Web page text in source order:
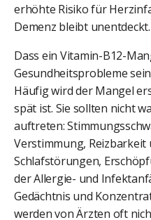
erhöhte Risiko für
Demenz bleibt unentdeckt.
Dass ein Vitamin-B12-
Gesundheitsprobleme
Häufig wird der Mangel
spät ist. Sie sollten nicht
auftreten:
Verstimmung, Reizbarkeit
Schlafstörungen,
der Allergie- und
Gedächtnis und
werden von Ärzten oft